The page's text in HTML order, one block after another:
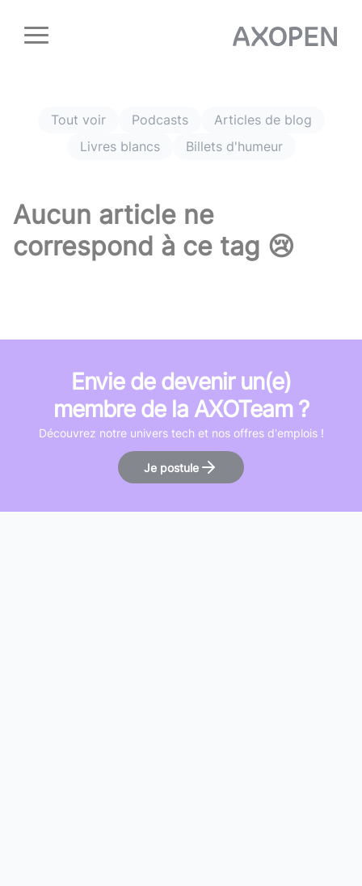
Tout voir Podcasts
Articles de blog
Livres blancs
Billets d'humeur
Aucun article ne
correspond à ce tag 😢
Envie de devenir un(e)
membre de la AXOTeam ?
Découvrez notre univers tech et nos offres d'emplois !
Je postule